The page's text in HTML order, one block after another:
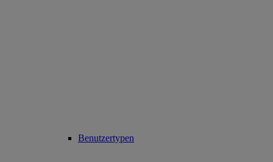
Benutzertypen